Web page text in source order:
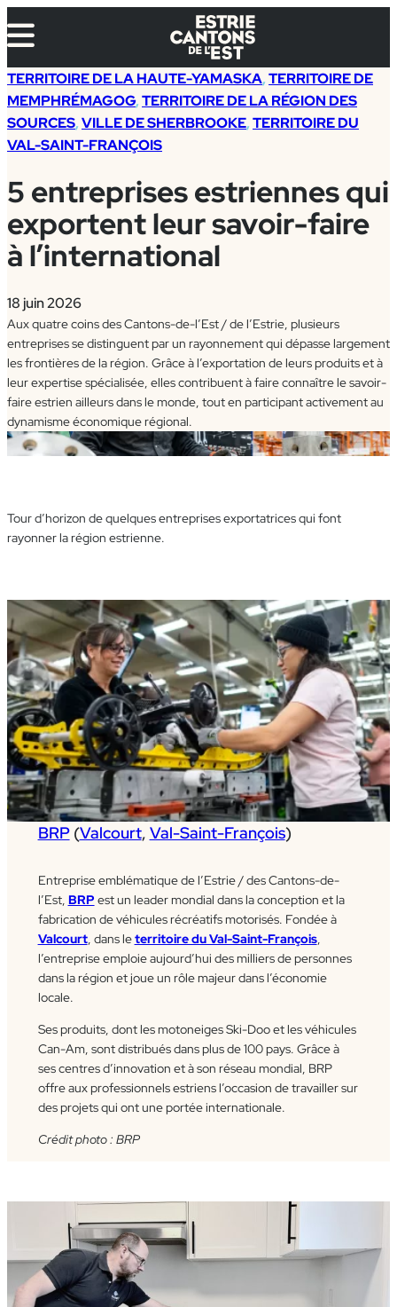
au
TERRITOIRE DE LA HAUTE-YAMASKA, TERRITOIRE DE
MEMPHRÉMAGOG, TERRITOIRE DE LA RÉGION DES
SOURCES, VILLE DE SHERBROOKE, TERRITOIRE DU
VAL-SAINT-FRANÇOIS
5 entreprises estriennes qui
exportent leur savoir-faire
à l’international
18 juin 2026
Aux quatre coins des Cantons-de-l’Est / de l’Estrie, plusieurs
entreprises se distinguent par un rayonnement qui dépasse largement
les frontières de la région. Grâce à l’exportation de leurs produits et à
leur expertise spécialisée, elles contribuent à faire connaître le savoir-
faire estrien ailleurs dans le monde, tout en participant activement au
dynamisme économique régional.
Tour d’horizon de quelques entreprises exportatrices qui font
rayonner la région estrienne.
BRP(Valcourt, Val-Saint-François)
Entreprise emblématique de l’Estrie / des Cantons-de-
l’Est, BRP est un leader mondial dans la conception et la
fabrication de véhicules récréatifs motorisés. Fondée à
Valcourt, dans leterritoire du Val-Saint-François,
l’entreprise emploie aujourd’hui des milliers de personnes
dans la région et joue un rôle majeur dans l’économie
locale.
Ses produits, dont les motoneiges Ski-Doo et les véhicules
Can-Am, sont distribués dans plus de 100 pays. Grâce à
ses centres d’innovation et à son réseau mondial, BRP
offre aux professionnels estriens l’occasion de travailler sur
des projets qui ont une portée internationale.
Crédit photo : BRP